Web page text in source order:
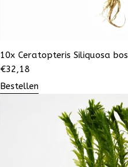
10x Ceratopteris Siliquosa bos
€32,18
Bestellen